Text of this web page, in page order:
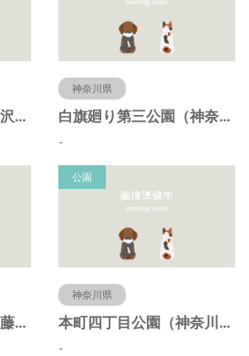
折戸公園（神奈川県藤沢市）
神奈川県
白旗廻り第三公園（神奈川県藤沢市）
-
宮ノ下公園（神奈川県藤沢市）
公園
神奈川県
本町四丁目公園（神奈川県藤沢市）
-